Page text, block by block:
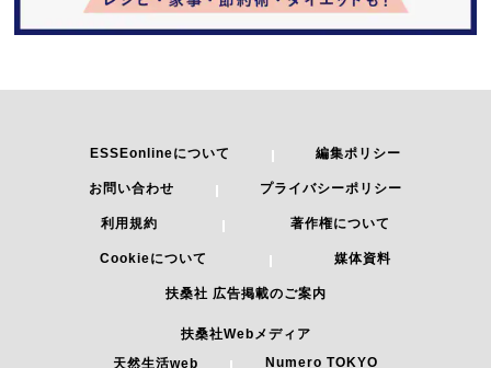
ESSEonlineについて 編集ポリシー
お問い合わせ プライバシーポリシー
利用規約 著作権について
Cookieについて 媒体資料
扶桑社 広告掲載のご案内
扶桑社Webメディア
天然生活web
Numero TOKYO